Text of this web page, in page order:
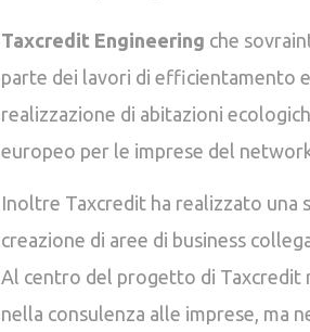
Taxcredit Engineering che
parte dei lavori di efficientamento
realizzazione di abitazioni
europeo per le imprese del
Inoltre Taxcredit ha realizzato una
creazione di aree di business
Al centro del progetto di Taxcredit
nella consulenza alle imprese, ma